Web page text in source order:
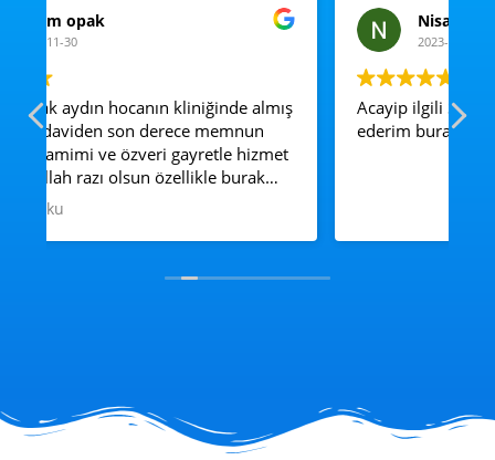
Nisa Yudum Çiçek
Acayip ilgili Sümeyye hanıma cook teşekkür
ederim buraya tek gelme sebebimiz